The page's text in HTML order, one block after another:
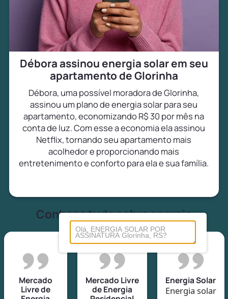
Débora assinou energia solar em seu
apartamento de Glorinha
Débora, uma possível moradora de Glorinha,
assinou um plano de energia solar para seu
apartamento, economizando R$ 30 por mês na
conta de luz. Com esse a economia ela assinou
Netflix, tornando seu apartamento mais
acolhedor e proporcionando mais
entretenimento e conforto para ela e sua família.
Conheça tudo sobre energia
Mercado
Livre de
Mercado Livre
de Energia
Energia Solar
Energia solar